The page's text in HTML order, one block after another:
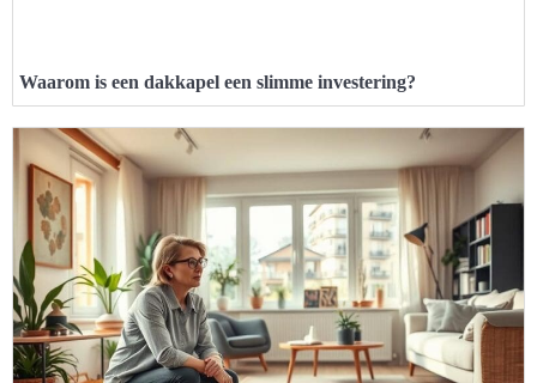
Waarom is een dakkapel een slimme investering?